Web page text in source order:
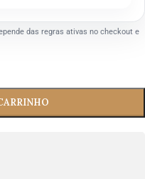
das regras ativas no checkout e